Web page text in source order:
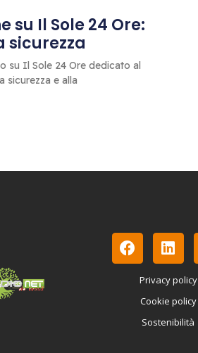
su Il Sole 24 Ore:
sicurezza
su Il Sole 24 Ore dedicato al
sicurezza e alla
Privacy policy
Cookie policy
Sostenibilità